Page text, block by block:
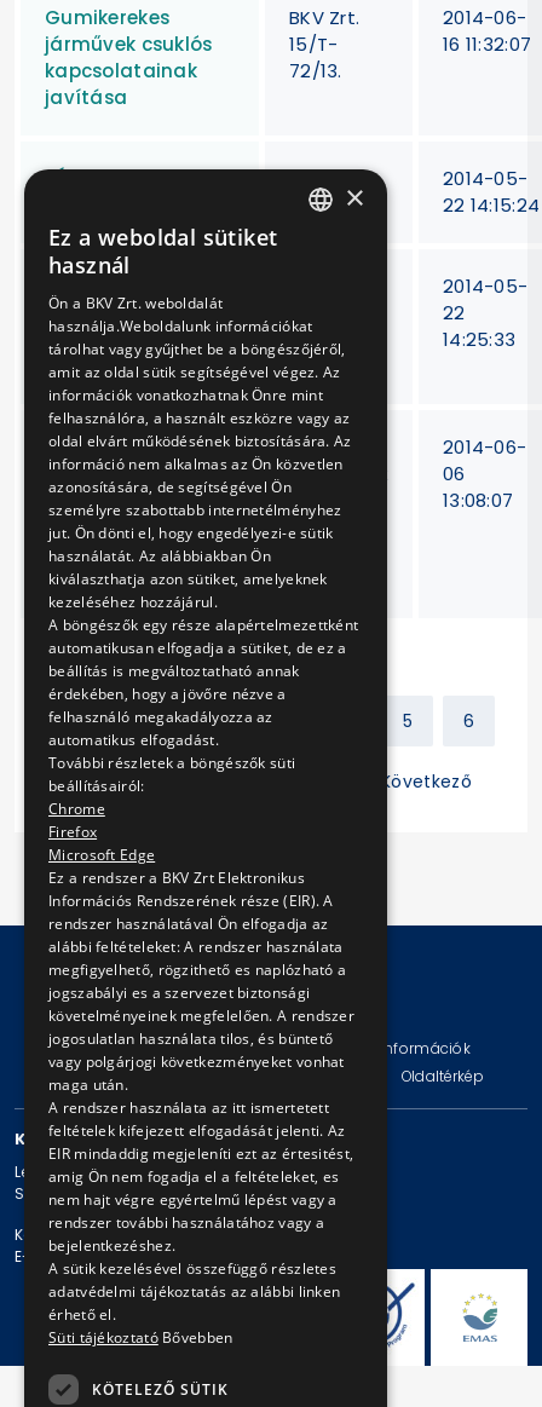
Gumikerekes
járművek csuklós
kapcsolatainak
javítása
BKV Zrt.
15/T-
72/13.
2014-06-
16 11:32:07
HÉV fogaskerekek
BKV Zrt.
15/T-78/12
2014-05-
22 14:15:24
Villamos jármű
gördülőcsapágyak
szállítása
93/2012.
2014-05-
22
14:25:33
Autóbuszokban
üzemeltett
automata
sebességváltók
felújítása, szükség
szerinti javítása
BKV Zrt.
15/T286/12
2014-06-
06
13:08:07
Előző 1 2 5 6
7 8 Következő
© Copyright 2026 BKV Zrt.
Impresszum Jogi nyilatkozat
Technikai információk
Adatvédelmi politika és tájékoztatások
Oldaltérkép
KAPCSOLAT
Levelezési cím: 1980 Budapest, Pf. 11.
Székhely: 1980 Budapest, Akácfa u. 15.
Központi telefonszám: + 36 1 461-65-00
E-mail cím: bkv@bkv.hu
×
Ez a weboldal sütiket
használ
Ön a BKV Zrt. weboldalát
használja.Weboldalunk információkat
tárolhat vagy gyűjthet be a böngészőjéről,
amit az oldal sütik segítségével végez. Az
információk vonatkozhatnak Önre mint
felhasználóra, a használt eszközre vagy az
oldal elvárt működésének biztosítására. Az
információ nem alkalmas az Ön közvetlen
azonosítására, de segítségével Ön
személyre szabottabb internetélményhez
jut. Ön dönti el, hogy engedélyezi-e sütik
használatát. Az alábbiakban Ön
kiválaszthatja azon sütiket, amelyeknek
kezeléséhez hozzájárul.
A böngészők egy része alapértelmezettként
automatikusan elfogadja a sütiket, de ez a
beállítás is megváltoztatható annak
érdekében, hogy a jövőre nézve a
felhasználó megakadályozza az
automatikus elfogadást.
További részletek a böngészők süti
beállításairól:
Chrome
Firefox
Microsoft Edge
Ez a rendszer a BKV Zrt Elektronikus
Információs Rendszerének része (EIR). A
rendszer használatával Ön elfogadja az
alábbi feltételeket: A rendszer használata
megfigyelhető, rögzithető es naplózható a
jogszabályi es a szervezet biztonsági
követelményeinek megfelelően. A rendszer
jogosulatlan használata tilos, és büntető
vagy polgárjogi következményeket vonhat
maga után.
A rendszer használata az itt ismertetett
feltételek kifejezett elfogadását jelenti. Az
EIR mindaddig megjeleníti ezt az értesitést,
amig Ön nem fogadja el a feltételeket, es
nem hajt végre egyértelmű lépést vagy a
rendszer további használatához vagy a
bejelentkezéshez.
A sütik kezelésével összefüggő részletes
adatvédelmi tájékoztatás az alábbi linken
érhető el.
Süti tájékoztató Bővebben
KÖTELEZŐ SÜTIK